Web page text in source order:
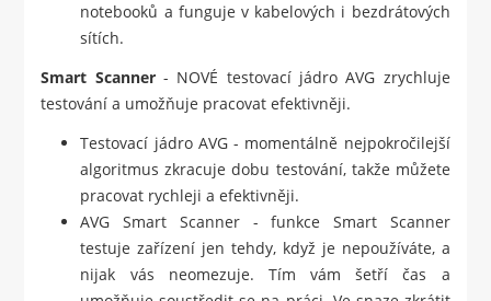
notebooků a funguje v kabelových i bezdrátových
sítích.
Smart Scanner- NOVÉ testovací jádro AVG zrychluje
testování a umožňuje pracovat efektivněji.
Testovací jádro AVG - momentálně nejpokročilejší
algoritmus zkracuje dobu testování, takže můžete
pracovat rychleji a efektivněji.
AVG Smart Scanner - funkce Smart Scanner
testuje zařízení jen tehdy, když je nepoužíváte, a
nijak vás neomezuje. Tím vám šetří čas a